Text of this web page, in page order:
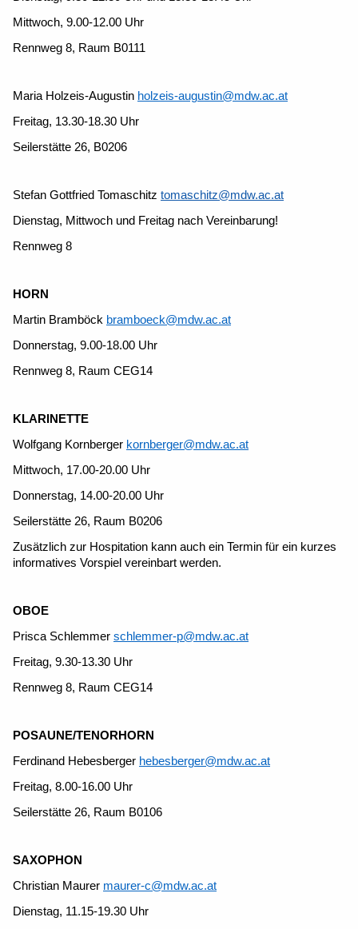
Mittwoch, 9.00-12.00 Uhr
Rennweg 8, Raum B0111
Maria Holzeis-Augustin holzeis-augustin@mdw.ac.at
Freitag, 13.30-18.30 Uhr
Seilerstätte 26, B0206
Stefan Gottfried Tomaschitz tomaschitz@mdw.ac.at
Dienstag, Mittwoch und Freitag nach Vereinbarung!
Rennweg 8
HORN
Martin Bramböck bramboeck@mdw.ac.at
Donnerstag, 9.00-18.00 Uhr
Rennweg 8, Raum CEG14
KLARINETTE
Wolfgang Kornberger kornberger@mdw.ac.at
Mittwoch, 17.00-20.00 Uhr
Donnerstag, 14.00-20.00 Uhr
Seilerstätte 26, Raum B0206
Zusätzlich zur Hospitation kann auch ein Termin für ein kurzes
informatives Vorspiel vereinbart werden.
OBOE
Prisca Schlemmer schlemmer-p@mdw.ac.at
Freitag, 9.30-13.30 Uhr
Rennweg 8, Raum CEG14
POSAUNE/TENORHORN
Ferdinand Hebesberger hebesberger@mdw.ac.at
Freitag, 8.00-16.00 Uhr
Seilerstätte 26, Raum B0106
SAXOPHON
Christian Maurer maurer-c@mdw.ac.at
Dienstag, 11.15-19.30 Uhr